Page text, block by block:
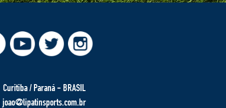
Curitiba / Paraná - BRASIL
joao@lipatinsports.com.br